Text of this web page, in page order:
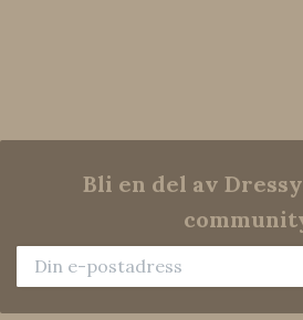
Bli en del av